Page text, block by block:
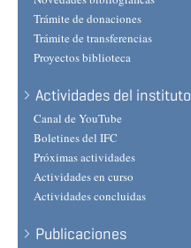
Trámite de donaciones
Trámite de transferencias
Proyectos biblioteca
Actividades del instituto
Canal de YouTube
Boletines del IFC
Próximas actividades
Actividades en curso
Actividades concluidas
Publicaciones